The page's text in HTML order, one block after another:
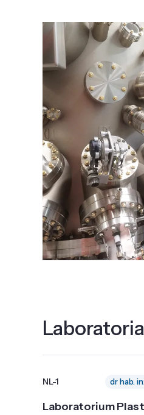
NL-1 dr hab.
Laboratorium